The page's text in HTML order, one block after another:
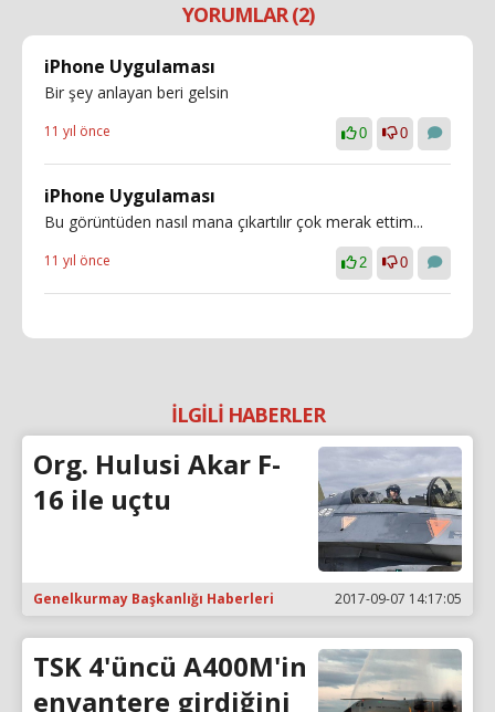
YORUMLAR (2)
iPhone Uygulaması
Bir şey anlayan beri gelsin
11 yıl önce 0 0
iPhone Uygulaması
Bu görüntüden nasıl mana çıkartılır çok merak ettim...
11 yıl önce 2 0
İLGİLİ HABERLER
Org. Hulusi Akar F-
16 ile uçtu
Genelkurmay Başkanlığı Haberleri 2017-09-07 14:17:05
TSK 4'üncü A400M'in
envantere girdiğini